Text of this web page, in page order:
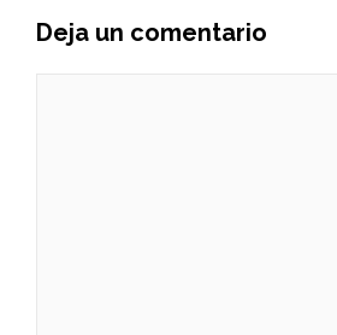
Deja un comentario